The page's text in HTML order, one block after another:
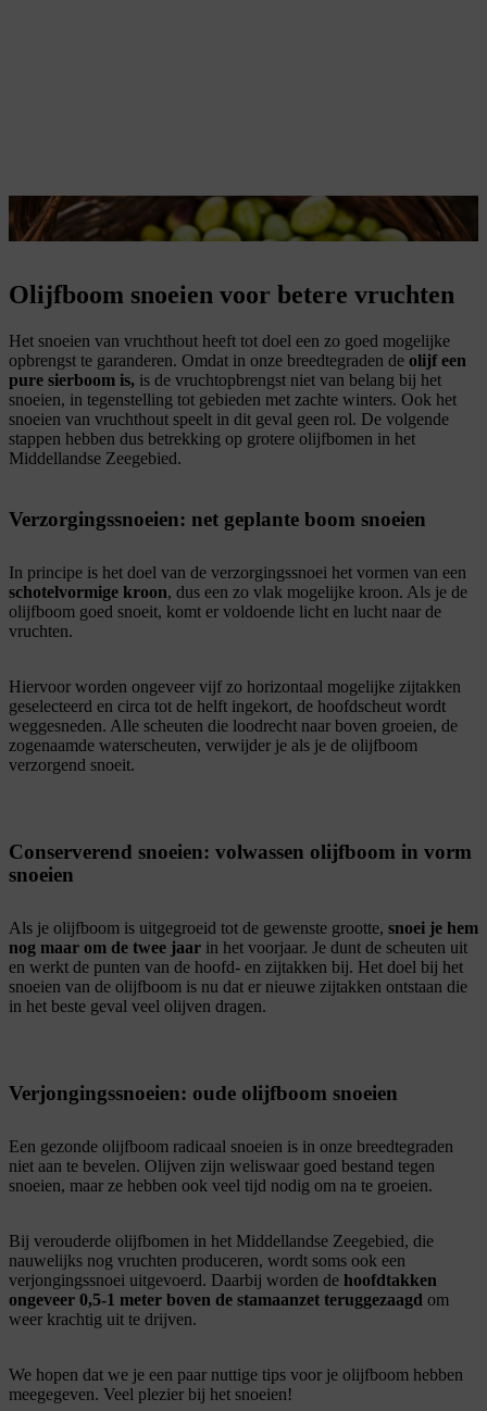
De juiste snoei zorgt voor een goede olijvenoogst.
Olijfboom snoeien voor betere vruchten
Het snoeien van vruchthout heeft tot doel een zo goed mogelijke
opbrengst te garanderen. Omdat in onze breedtegraden de olijf een
pure sierboom is, is de vruchtopbrengst niet van belang bij het
snoeien, in tegenstelling tot gebieden met zachte winters. Ook het
snoeien van vruchthout speelt in dit geval geen rol. De volgende
stappen hebben dus betrekking op grotere olijfbomen in het
Middellandse Zeegebied.
Verzorgingssnoeien: net geplante boom snoeien
In principe is het doel van de verzorgingssnoei het vormen van een
schotelvormige kroon, dus een zo vlak mogelijke kroon. Als je de
olijfboom goed snoeit, komt er voldoende licht en lucht naar de
vruchten.
Hiervoor worden ongeveer vijf zo horizontaal mogelijke zijtakken
geselecteerd en circa tot de helft ingekort, de hoofdscheut wordt
weggesneden. Alle scheuten die loodrecht naar boven groeien, de
zogenaamde waterscheuten, verwijder je als je de olijfboom
verzorgend snoeit.
Conserverend snoeien: volwassen olijfboom in vorm
snoeien
Als je olijfboom is uitgegroeid tot de gewenste grootte, snoei je hem
nog maar om de twee jaar in het voorjaar. Je dunt de scheuten uit
en werkt de punten van de hoofd- en zijtakken bij. Het doel bij het
snoeien van de olijfboom is nu dat er nieuwe zijtakken ontstaan die
in het beste geval veel olijven dragen.
Verjongingssnoeien: oude olijfboom snoeien
Een gezonde olijfboom radicaal snoeien is in onze breedtegraden
niet aan te bevelen. Olijven zijn weliswaar goed bestand tegen
snoeien, maar ze hebben ook veel tijd nodig om na te groeien.
Bij verouderde olijfbomen in het Middellandse Zeegebied, die
nauwelijks nog vruchten produceren, wordt soms ook een
verjongingssnoei uitgevoerd. Daarbij worden de hoofdtakken
ongeveer 0,5-1 meter boven de stamaanzet teruggezaagd om
weer krachtig uit te drijven.
We hopen dat we je een paar nuttige tips voor je olijfboom hebben
meegegeven. Veel plezier bij het snoeien!